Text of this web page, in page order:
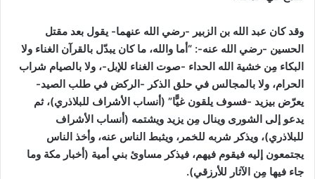
وقد كان عبد الله بن الزبير -رضي الله عنهما- يقول بعد مقتل
الحسين -رضي الله عنه-: “أما والله، ما كان يبدّل بالقرآن الغناء ولا
البكاء مِن خشية الله الحداء -صوت الغناء للإبل-، ولا بالصيام شراب
الحرام، ولا بالمجالس في حلق الذكر -الركض في طلب الصيد-
يعرّض بيزيد -فسوف يلقون غيًّا” (أنساب الأشراف للبلاذري)، ثم
يدعو إلى الشورى وينال مِن يزيد ويشتمه (أنساب الأشراف
للبلاذري)، ويذكر شربه للخمر، ويثبط الناس عنه، وأخذ الناس
يجتمعون إليه فيقوم فيهم، فيذكر مساوئ بني أمية (أخبار مكة وما
جاء فيها مِن الآثار للأرزقي).